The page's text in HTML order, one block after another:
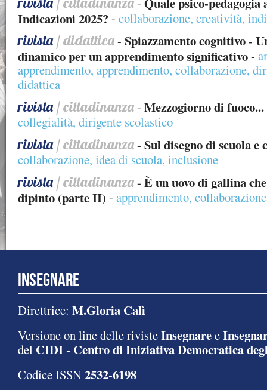
Indicazioni 2025?- collaborazione, creatività,
rivista/ didattica- Spiazzamento cognitivo -
dinamico per un apprendimento significativo-
apprendimento, apprendimento, collaborazione,
didattica
rivista/ cittadinanza- Mezzogiorno di fuoco...
collegialità, dirigente scolastico
rivista/ cittadinanza- Sul disegno di scuola e
collaborazione, idea di scuola, inclusione
rivista/ cittadinanza- È un uovo di gallina
dipinto (parte II) - apprendimento, collaborazione
INSEGNARE
Direttrice: M.Gloria Calì
Versione on line delle rivisteInsegnaree
del CIDI - Centro di Iniziativa Democratica
Codice ISSN2532-6198